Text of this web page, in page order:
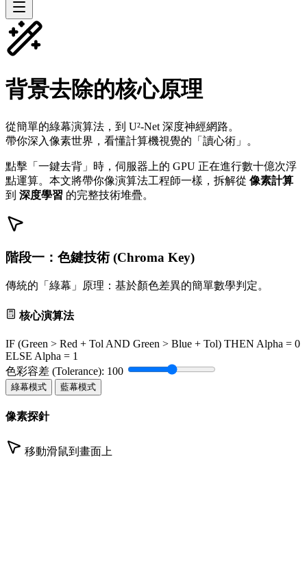
背景去除的核心原理
從簡單的綠幕演算法，到 U²-Net 深度神經網路。
帶你深入像素世界，看懂計算機視覺的「讀心術」。
點擊「一鍵去背」時，伺服器上的 GPU 正在進行數十億次浮
點運算。本文將帶你像演算法工程師一樣，拆解從 像素計算
到 深度學習 的完整技術堆疊。
階段一：色鍵技術 (Chroma Key)
傳統的「綠幕」原理：基於顏色差異的簡單數學判定。
核心演算法
IF (Green > Red + Tol AND Green > Blue + Tol) THEN Alpha = 0
ELSE Alpha = 1
色彩容差 (Tolerance): 100
綠幕模式 藍幕模式
像素探針
移動滑鼠到畫面上